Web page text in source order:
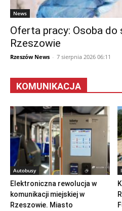
News
Oferta pracy: Osoba do
Rzeszowie
Rzeszów News - 7 sierpnia 2026 06:11
KOMUNIKACJA
Autobusy
Elektroniczna rewolucja w
komunikacji miejskiej w
Rzeszowie. Miasto